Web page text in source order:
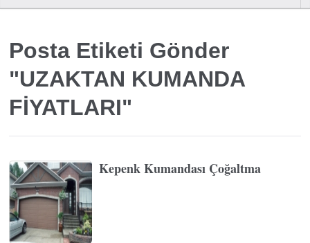
Posta Etiketi Gönder
"UZAKTAN KUMANDA
FİYATLARI"
Kepenk Kumandası Çoğaltma